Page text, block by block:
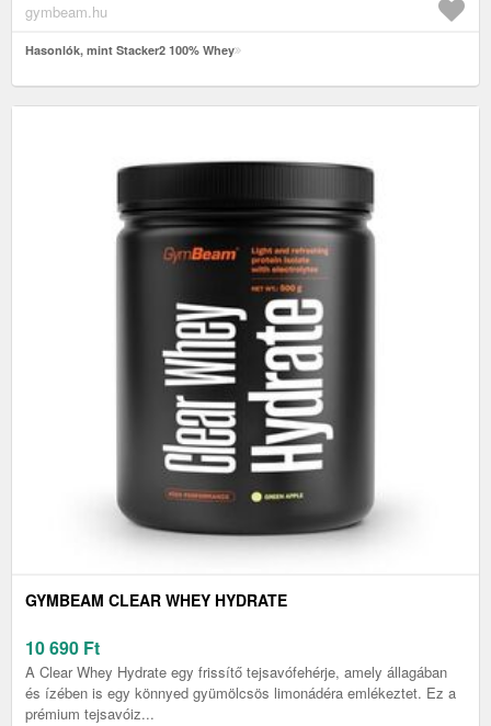
gymbeam.hu
Hasonlók, mint Stacker2 100% Whey
GYMBEAM CLEAR WHEY HYDRATE
10 690 Ft
A Clear Whey Hydrate egy frissítő tejsavófehérje, amely állagában
és ízében is egy könnyed gyümölcsös limonádéra emlékeztet. Ez a
prémium tejsavóiz...